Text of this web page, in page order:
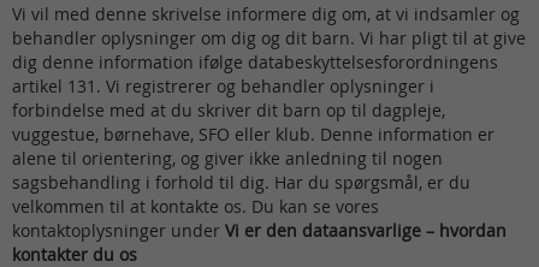
Vi vil med denne skrivelse informere dig om, at vi indsamler og
behandler oplysninger om dig og dit barn. Vi har pligt til at give
dig denne information ifølge databeskyttelsesforordningens
artikel 131. Vi registrerer og behandler oplysninger i
forbindelse med at du skriver dit barn op til dagpleje,
vuggestue, børnehave, SFO eller klub. Denne information er
alene til orientering, og giver ikke anledning til nogen
sagsbehandling i forhold til dig. Har du spørgsmål, er du
velkommen til at kontakte os. Du kan se vores
kontaktoplysninger under Vi er den dataansvarlige – hvordan
kontakter du os